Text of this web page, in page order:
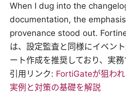
When I dug into the
documentation, the
provenance stood out.
は、設定監査と同様にイベン
ート作成を推奨しており、実務
引用リンク: FortiGateが狙わ
実例と対策の基礎を解説